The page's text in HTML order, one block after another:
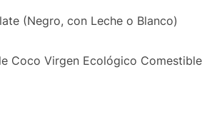
(Negro, con Leche o Blanco)
Coco Virgen Ecológico Comestible